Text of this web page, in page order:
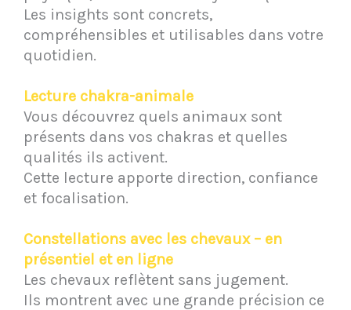
Les insights sont concrets,
compréhensibles et utilisables dans votre
quotidien.
Lecture chakra-animale
Vous découvrez quels animaux sont
présents dans vos chakras et quelles
qualités ils activent.
Cette lecture apporte direction, confiance
et focalisation.
Constellations avec les chevaux – en
présentiel et en ligne
Les chevaux reflètent sans jugement.
Ils montrent avec une grande précision ce